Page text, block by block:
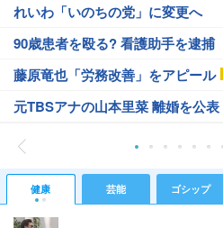
れいわ「いのちの党」に変更へ
90歳患者を殴る? 看護助手を逮捕
藤原竜也「労務改善」をアピール
元TBSアナの山本里菜 離婚を公表
健康 芸能 ゴシップ